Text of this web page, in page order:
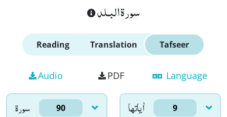
سورة البـلد
Reading Translation Tafseer
Audio PDF Language
سورۃ 90 اٰياتها 9